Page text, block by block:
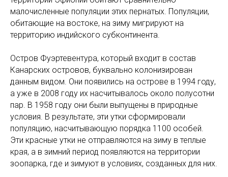
малочисленные популяции этих пернатых. Популяции,
обитающие на востоке, на зиму мигрируют на
территорию индийского субконтинента.
Остров Фуэртевентура, который входит в состав
Канарских островов, буквально колонизирован
данным видом. Они появились на острове в 1994 году,
а уже в 2008 году их насчитывалось около полусотни
пар. В 1958 году они были выпущены в природные
условия. В результате, эти утки сформировали
популяцию, насчитывающую порядка 1100 особей.
Эти красные утки не отправляются на зиму в теплые
края, а в зимний период появляются на территории
зоопарка, где и зимуют в условиях, созданных для них.